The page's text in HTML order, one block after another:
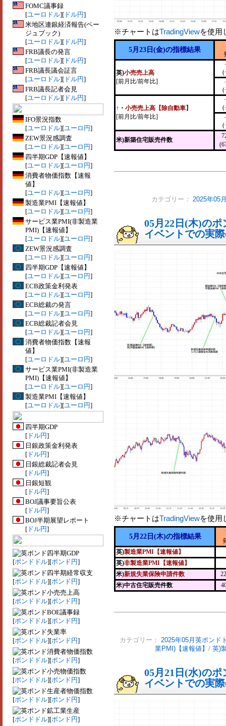
FOMC議事録
[ユーロドル][ ドル円]
米地区連銀経済報告(ベー
ジュブック)
[ユーロドル][ ドル円]
FRB議長の発言
[ユーロドル][ ドル円]
FRB議長議会証言
[ユーロドル][ ドル円]
FRB議長記者会見
[ユーロドル][ ドル円]
IFO景況指数
[ユーロドル][ユーロ円]
ZEW景況感調査
[ユーロドル][ユーロ円]
四半期GDP【速報値】
[ユーロドル][ユーロ円]
消費者物価指数【速報
値】
[ユーロドル][ユーロ円]
製造業PMI【速報値】
[ユーロドル][ユーロ円]
サービス業PMI(非製造業
PMI)【速報値】
[ユーロドル][ユーロ円]
ZEW景況感調査
[ユーロドル][ユーロ円]
四半期GDP【速報値】
[ユーロドル][ユーロ円]
ECB政策金利発表
[ユーロドル][ユーロ円]
ECB総裁の発言
[ユーロドル][ユーロ円]
ECB総裁記者会見
[ユーロドル][ユーロ円]
消費者物価指数【速報
値】
[ユーロドル][ユーロ円]
サービス業PMI(非製造業
PMI)【速報値】
[ユーロドル][ユーロ円]
製造業PMI【速報値】
[ユーロドル][ユーロ円]
四半期GDP
[ ドル円]
日銀政策金利発表
[ ドル円]
日銀総裁記者会見
[ ドル円]
日銀短観
[ ドル円]
BOJ議事要旨公表
[ ドル円]
BOJ半期展望レポート
[ ドル円]
四半期GDP
[ポンドドル][ポンド円]
四半期経常収支
[ポンドドル][ポンド円]
小売売上高
[ポンドドル][ポンド円]
BOE議事録
[ポンドドル][ポンド円]
失業率
[ポンドドル][ポンド円]
消費者物価指数
[ポンドドル][ポンド円]
小売物価指数
[ポンドドル][ポンド円]
生産者物価指数
[ポンドドル][ポンド円]
鉱工業生産
[ポンドドル][ポンド円]
※チャートはTradingViewを使用
5月23日(金)の指標結果
英)小売売上高
[前月比/前年比]
↑ ・ 小売売上高【除自動車】
[前月比/前年比]
米)新築住宅販売件数
カテゴリー： 2025年05
05月22日(木)の
イベントでの実
※チャートはTradingViewを使用
5月22日(木)の指標結果
英)製造業PMI【速報値】
英)非製造業PMI【速報値】
米)新規失業保険申請件数
米)中古住宅販売件数
カテゴリー： 2025年05月英ポンド
業PMI)【速報値】 / 英)
05月21日(水)の
イベントでの実